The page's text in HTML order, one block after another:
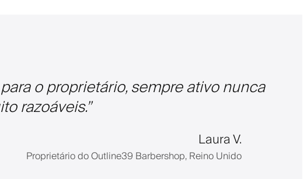
o proprietário, sempre ativo nunca
razoáveis.”
Laura V.
Proprietário do Outline39 Barbershop, Reino Unido